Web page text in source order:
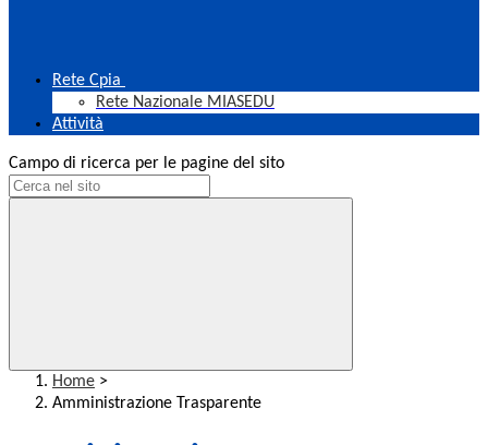
Rete Cpia
Rete Nazionale MIASEDU
Attività
Campo di ricerca per le pagine del sito
Home >
Amministrazione Trasparente